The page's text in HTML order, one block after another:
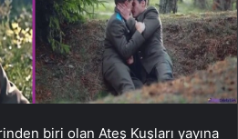
biri olan Ateş Kuşları yayına